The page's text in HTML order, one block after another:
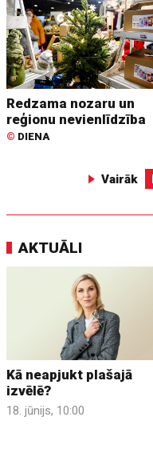
Redzama nozaru un
reģionu nevienlīdzība
© DIENA
Vairāk
AKTUĀLI
Kā neapjukt plašajā
izvēlē?
18. jūnijs, 10:00